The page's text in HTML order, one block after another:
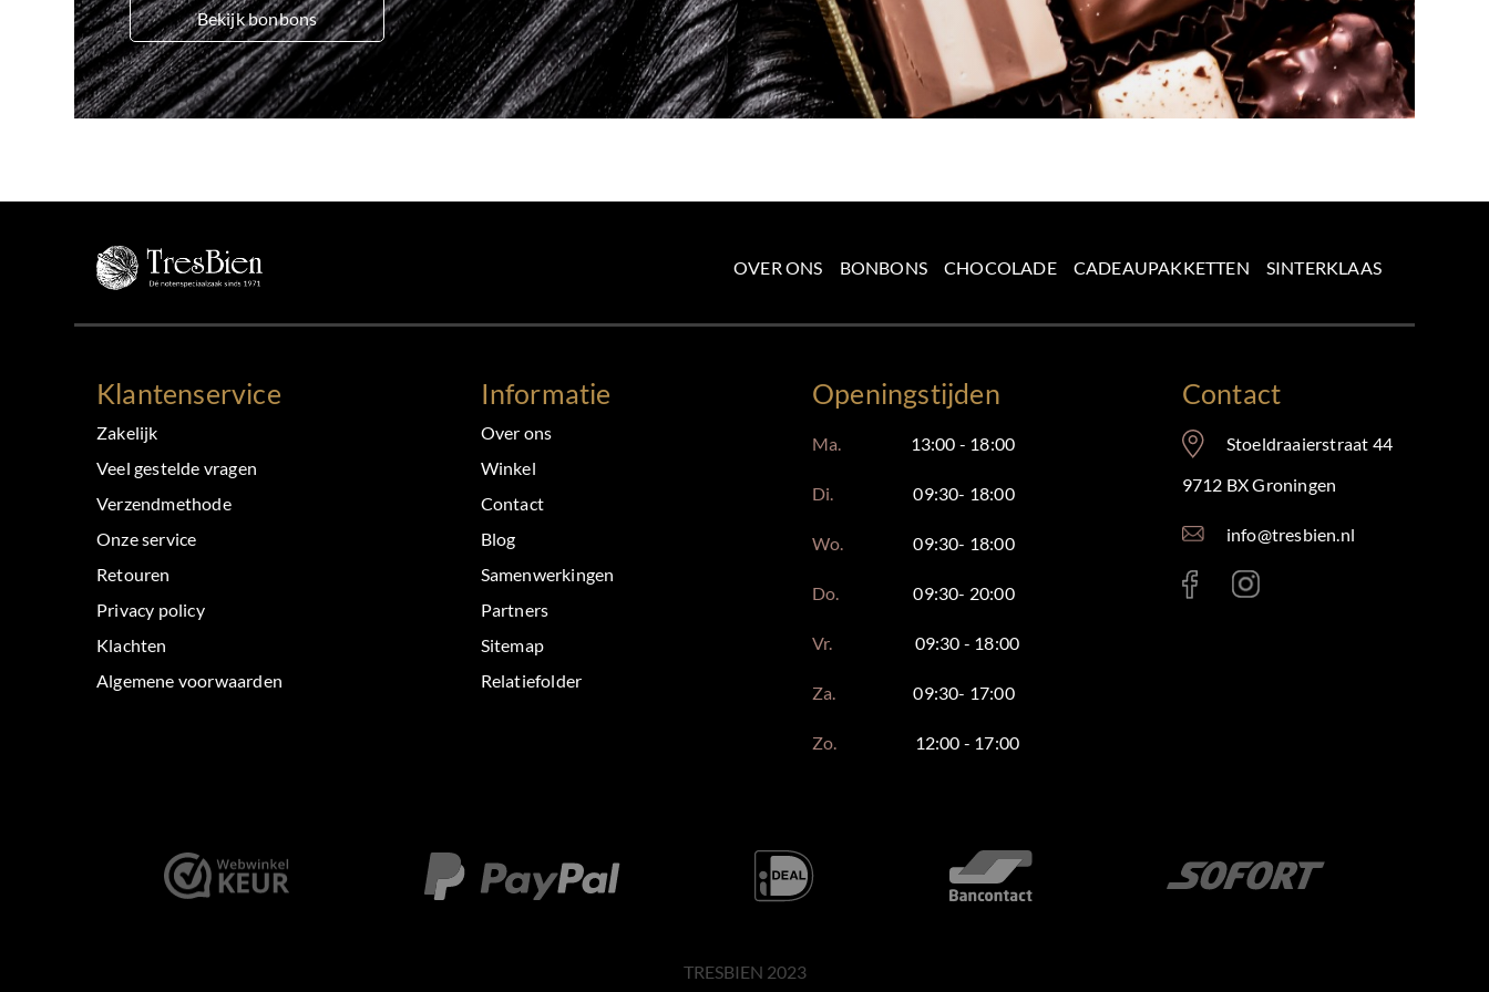
Bekijk bonbons
OVER ONS BONBONS CHOCOLADE CADEAUPAKKETTEN SINTERKLAAS
Klantenservice
Zakelijk
Veel gestelde vragen
Verzendmethode
Onze service
Retouren
Privacy policy
Klachten
Algemene voorwaarden
Informatie
Over ons
Winkel
Contact
Blog
Samenwerkingen
Partners
Sitemap
Relatiefolder
Openingstijden
Ma. 13:00 - 18:00
Di. 09:30- 18:00
Wo. 09:30- 18:00
Do. 09:30- 20:00
Vr. 09:30 - 18:00
Za. 09:30- 17:00
Zo. 12:00 - 17:00
Contact
Stoeldraaierstraat 44
9712 BX Groningen
info@tresbien.nl
TRESBIEN 2023